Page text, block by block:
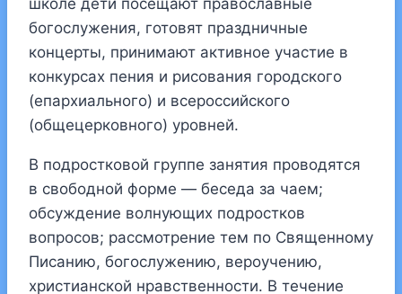
школе дети посещают православные
богослужения, готовят праздничные
концерты, принимают активное участие в
конкурсах пения и рисования городского
(епархиального) и всероссийского
(общецерковного) уровней.
В подростковой группе занятия проводятся
в свободной форме — беседа за чаем;
обсуждение волнующих подростков
вопросов; рассмотрение тем по Священному
Писанию, богослужению, вероучению,
христианской нравственности. В течение